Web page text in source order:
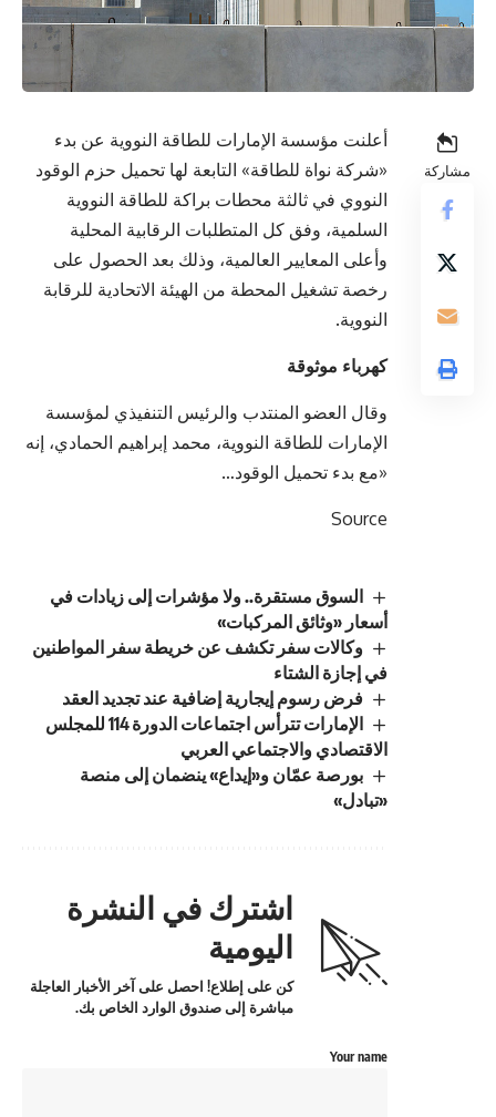
مشاركة
أعلنت مؤسسة الإمارات للطاقة النووية عن بدء
«شركة نواة للطاقة» التابعة لها تحميل حزم الوقود
النووي في ثالثة محطات براكة للطاقة النووية
السلمية، وفق كل المتطلبات الرقابية المحلية
وأعلى المعايير العالمية، وذلك بعد الحصول على
رخصة تشغيل المحطة من الهيئة الاتحادية للرقابة
النووية.
كهرباء موثوقة
وقال العضو المنتدب والرئيس التنفيذي لمؤسسة
الإمارات للطاقة النووية، محمد إبراهيم الحمادي، إنه
«مع بدء تحميل الوقود…
Source
السوق مستقرة.. ولا مؤشرات إلى زيادات في
أسعار «وثائق المركبات»
وكالات سفر تكشف عن خريطة سفر المواطنين
في إجازة الشتاء
فرض رسوم إيجارية إضافية عند تجديد العقد
الإمارات تترأس اجتماعات الدورة 114 للمجلس
الاقتصادي والاجتماعي العربي
بورصة عمّان و«إيداع» ينضمان إلى منصة
«تبادل»
اشترك في النشرة
اليومية
كن على إطلاع! احصل على آخر الأخبار العاجلة
مباشرة إلى صندوق الوارد الخاص بك.
Your name